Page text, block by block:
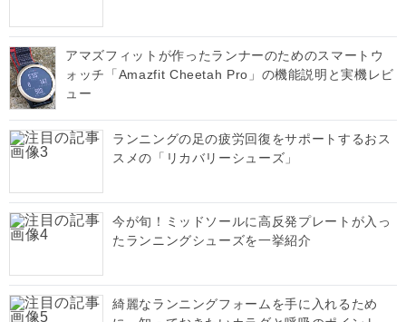
アマズフィットが作ったランナーのためのスマートウ
ォッチ「Amazfit Cheetah Pro」の機能説明と実機レビ
ュー
ランニングの足の疲労回復をサポートするおス
スメの「リカバリーシューズ」
今が旬！ミッドソールに高反発プレートが入っ
たランニングシューズを一挙紹介
綺麗なランニングフォームを手に入れるため